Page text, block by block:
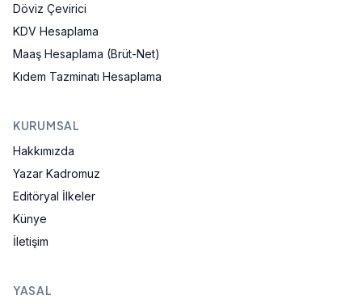
Döviz Çevirici
KDV Hesaplama
Maaş Hesaplama (Brüt-Net)
Kıdem Tazminatı Hesaplama
KURUMSAL
Hakkımızda
Yazar Kadromuz
Editöryal İlkeler
Künye
İletişim
YASAL